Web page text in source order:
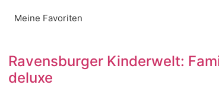
Meine Favoriten
Ravensburger Kinderwelt:
deluxe